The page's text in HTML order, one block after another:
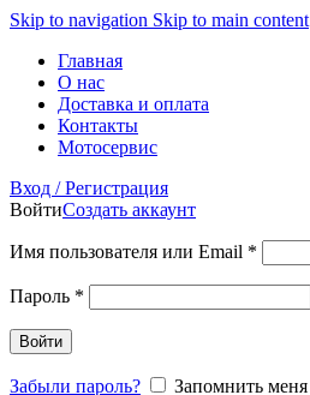
Skip to navigation Skip to main content
Главная
О нас
Доставка и оплата
Контакты
Мотосервис
Вход / Регистрация
ВойтиСоздать аккаунт
Имя пользователя или Email *
Пароль *
Войти
Забыли пароль?
Запомнить меня